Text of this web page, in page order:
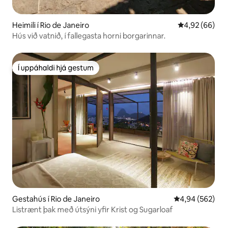
Heimili í Rio de Janeiro 4,92 af 5 í
4,92 (66)
Hús við vatnið, í fallegasta horni borgarinnar.
Í uppáhaldi hjá gestum
Í uppáhaldi hjá gestum
Gestahús í Rio de Janeiro 4,94 af 5 í
4,94 (562)
Listrænt þak með útsýni yfir Krist og Sugarloaf